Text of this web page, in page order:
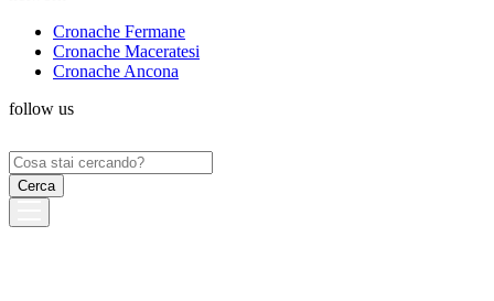
Cronache Fermane
Cronache Maceratesi
Cronache Ancona
follow us
Ricerca
per: